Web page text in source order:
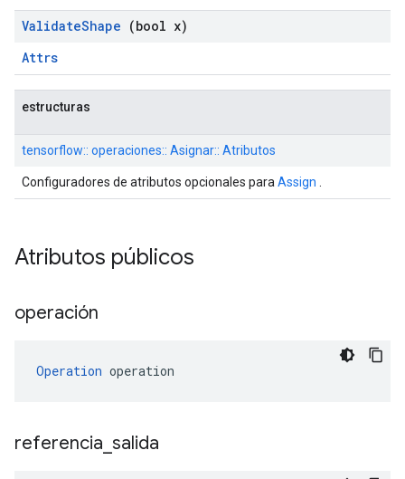
ValidateShape (bool x)
Attrs
estructuras
tensorflow:: operaciones:: Asignar:: Atributos
Configuradores de atributos opcionales para Assign
Atributos públicos
operación
Operation operation
referencia salida